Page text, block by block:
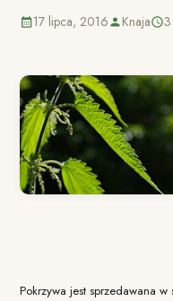
17 lipca, 2016 Knaja
Pokrzywa jest sprzedawana